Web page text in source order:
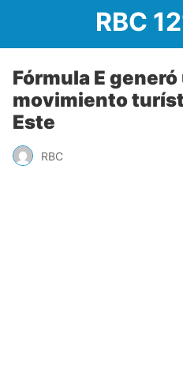
RBC
Fórmula E
movimiento
Este
RBC